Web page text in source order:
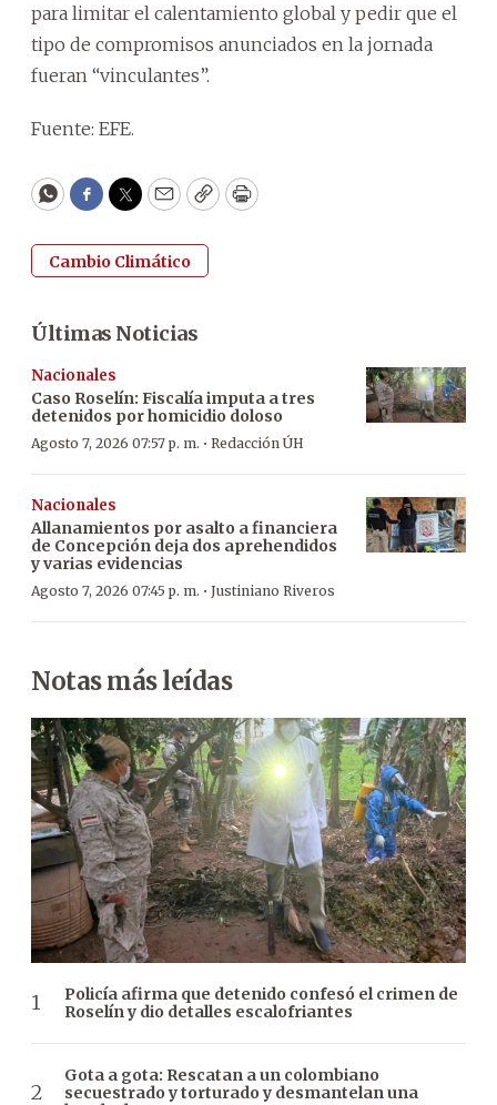
para limitar el calentamiento global y pedir que el
tipo de compromisos anunciados en la jornada
fueran “vinculantes”.
Fuente: EFE.
WhatsApp
Facebook
Twitter
EmailCopyPrint
Cambio Climático
Últimas Noticias
Nacionales
Caso Roselín: Fiscalía imputa a tres
detenidos por homicidio doloso
Agosto 7, 2026 07:57 p. m. · Redacción ÚH
Nacionales
Allanamientos por asalto a financiera
de Concepción deja dos aprehendidos
y varias evidencias
Agosto 7, 2026 07:45 p. m. · Justiniano Riveros
Notas más leídas
Policía afirma que detenido confesó el crimen de
Roselín y dio detalles escalofriantes
Gota a gota: Rescatan a un colombiano
secuestrado y torturado y desmantelan una